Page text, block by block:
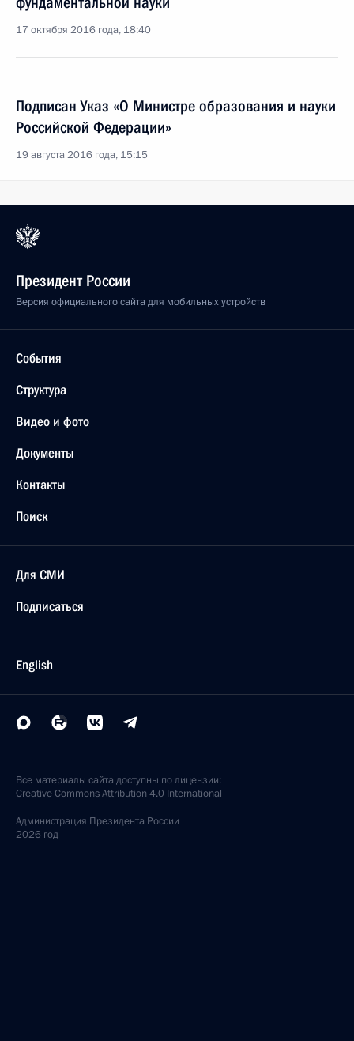
17 октября 2016 года, 18:40
Подписан Указ «О Министре образования и науки
Российской Федерации»
19 августа 2016 года, 15:15
Президент России
Версия официального сайта для мобильных устройств
События
Структура
Видео и фото
Документы
Контакты
Поиск
Для СМИ
Подписаться
English
Все материалы сайта доступны по лицензии:
Creative Commons Attribution 4.0 International
Администрация Президента России
2026 год